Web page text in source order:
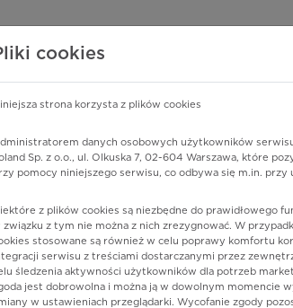
o lekach
PHARMINDEX
przez inne gady (miejsce handlu i usług)
cookies
strona korzysta z plików cookies
danych osobowych użytkowników
Sp. z o.o., ul. Olkuska 7, 02-604 Warszawa, które
pomocy niniejszego serwisu, co odbywa się m.in. przy
z plików cookies są niezbędne do prawidłowego
związku z tym nie można z nich zrezygnować. W
stosowane są również w celu poprawy komfortu
serwisu z treściami dostarczanymi przez
śledzenia aktywności użytkowników dla potrzeb
jest dobrowolna i można ją w dowolnym momencie
w ustawieniach przeglądarki. Wycofanie zgody